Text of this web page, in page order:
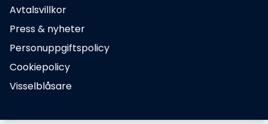
Avtalsvillkor
Press & nyheter
Personuppgiftspolicy
Cookiepolicy
Visselblåsare